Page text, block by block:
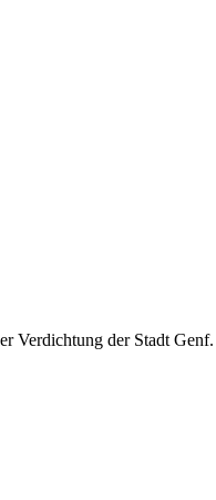
Verdichtung der Stadt Genf.